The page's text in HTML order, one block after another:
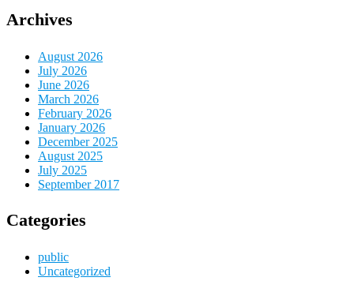
Archives
August 2026
July 2026
June 2026
March 2026
February 2026
January 2026
December 2025
August 2025
July 2025
September 2017
Categories
public
Uncategorized